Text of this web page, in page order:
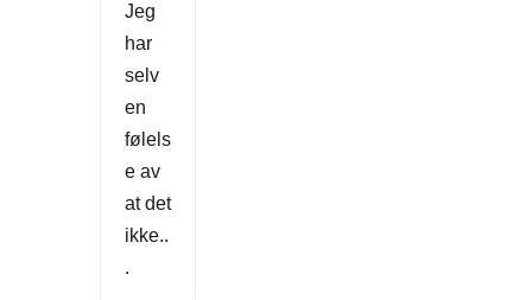
Jeg
har
selv
en
følels
e av
at det
ikke..
.